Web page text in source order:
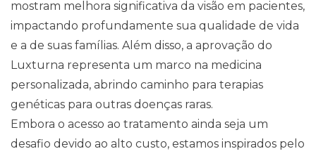
mostram melhora significativa da visão em pacientes,
impactando profundamente sua qualidade de vida
e a de suas famílias. Além disso, a aprovação do
Luxturna representa um marco na medicina
personalizada, abrindo caminho para terapias
genéticas para outras doenças raras.
Embora o acesso ao tratamento ainda seja um
desafio devido ao alto custo, estamos inspirados pelo